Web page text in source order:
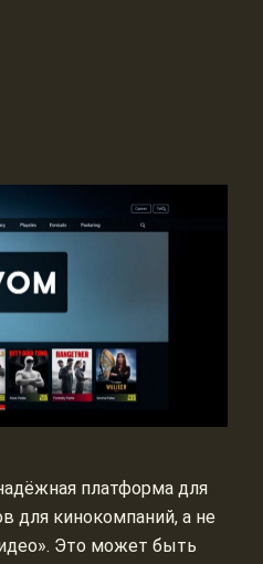
платформа для
для кинокомпаний, а не
Это может быть